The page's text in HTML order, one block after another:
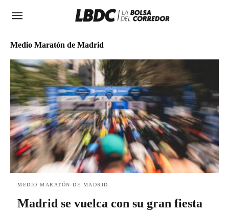
Medio Maratón de Madrid
MEDIO MARATÓN DE MADRID
Madrid se vuelca con su gran fiesta